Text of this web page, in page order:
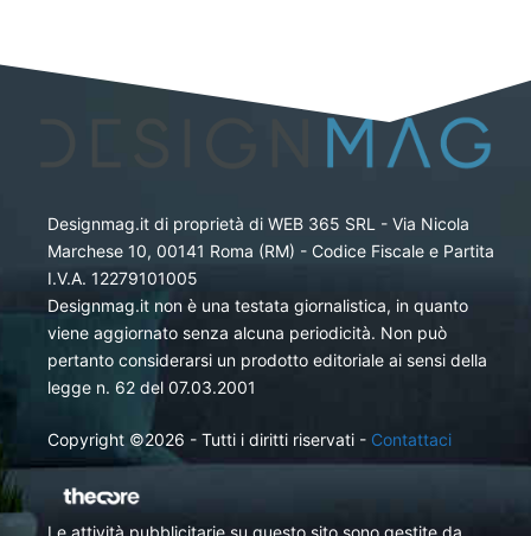
Designmag.it di proprietà di WEB 365 SRL - Via Nicola
Marchese 10, 00141 Roma (RM) - Codice Fiscale e Partita
I.V.A. 12279101005
Designmag.it non è una testata giornalistica, in quanto
viene aggiornato senza alcuna periodicità. Non può
pertanto considerarsi un prodotto editoriale ai sensi della
legge n. 62 del 07.03.2001
Copyright ©2026 - Tutti i diritti riservati - Contattaci